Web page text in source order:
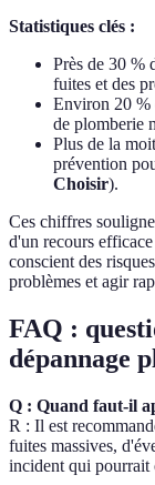
Statistiques clés :
Près de 30 %
fuites et des
Environ 20 %
de plomberie
Plus de la
prévention
Choisir).
Ces chiffres
d'un recours
conscient des
problèmes et agir
FAQ :
dépannage
Q : Quand faut-il
R : Il est
fuites massives,
incident qui pourrait